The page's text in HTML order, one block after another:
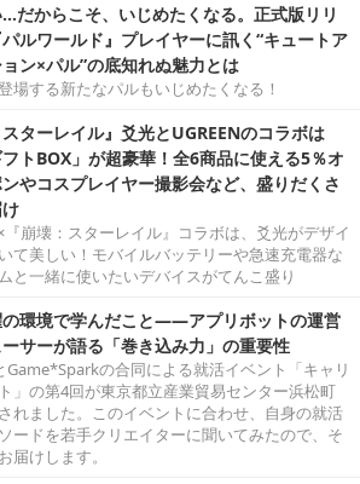
だからこそ、いじめたくなる。正式版リリ
ルワールド』プレイヤーに訊く“キュートア
ン×パル”の底知れぬ魅力とは
場する新たなパルもいじめたくなる！
スターレイル』爻光とUGREENのコラボは
フトBOX」が超豪華！全6商品に使える5％オ
やコスプレイヤー撮影会など、盛りだくさ
『崩壊：スターレイル』コラボは、爻光がデザイ
て美しい！モバイルバッテリーや急速充電器な
と一緒に使いたいデバイスがてんこ盛り
環境で学んだこと――アプリボットの運営
サーが語る「巻き込み力」の重要性
Game*Sparkの合同による就活イベント「キャリ
」の第4回が東京都立産業貿易センター浜松町
れました。このイベントに合わせ、自身の就活
ードを若手クリエイターに聞いてみたので、そ
届けします。